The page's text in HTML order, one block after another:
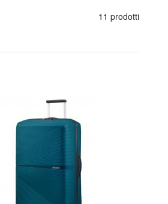
11 prodotti